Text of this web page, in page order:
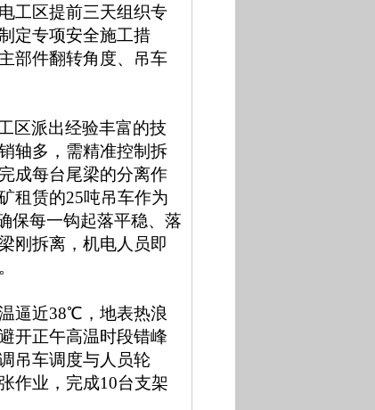
工区提前三天组织专
定专项安全施工措
部件翻转角度、吊车
区派出经验丰富的技
轴多，需精准控制拆
成每台尾梁的分离作
租赁的25吨吊车作为
保每一钩起落平稳、落
刚拆离，机电人员即
逼近38℃，地表热浪
开正午高温时段错峰
吊车调度与人员轮
作业，完成10台支架